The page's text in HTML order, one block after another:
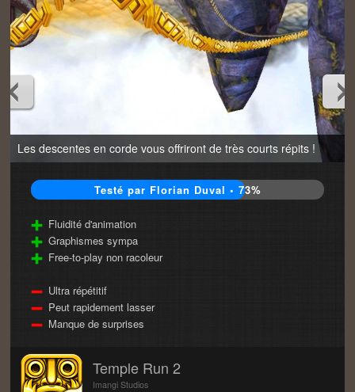
Les descentes en corde vous offriront de très courts répits !
Testé par Florian Duval • 73%
Fluidité d'animation
Graphismes sympa
Free-to-play non racoleur
Ultra répétitif
Peut rapidement lasser
Manque de surprises
Temple Run 2
Imangi Studios